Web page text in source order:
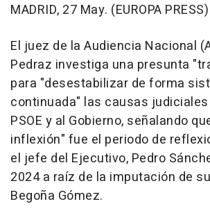
MADRID, 27 May. (EUROPA
El juez de la Audiencia Nacional
Pedraz investiga una presunta
para "desestabilizar de forma
continuada" las causas
PSOE y al Gobierno, señalando
inflexión" fue el periodo de
el jefe del Ejecutivo, Pedro
2024 a raíz de la imputación de
Begoña Gómez.